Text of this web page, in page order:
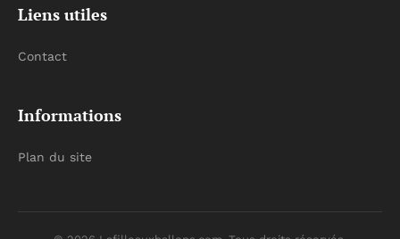
Liens utiles
Contact
Informations
Plan du site